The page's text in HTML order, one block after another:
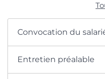
Convocation du
Entretien préalable